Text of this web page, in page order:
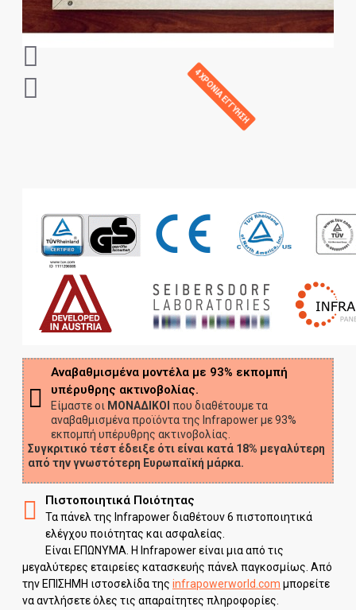
4 ΧΡΟΝΙΑ ΕΓΓΥΗΣΗ
Αναβαθμισμένα μοντέλα με 93% εκπομπή
υπέρυθρης ακτινοβολίας.
Είμαστε οι ΜΟΝΑΔΙΚΟΙ που διαθέτουμε τα
αναβαθμισμένα προϊόντα της Infrapower με 93%
εκπομπή υπέρυθρης ακτινοβολίας.
Συγκριτικό τέστ έδειξε ότι είναι κατά 18% μεγαλύτερη
από την γνωστότερη Ευρωπαϊκή μάρκα.
Πιστοποιητικά Ποιότητας
Τα πάνελ της Infrapower διαθέτουν 6 πιστοποιητικά
ελέγχου ποιότητας και ασφαλείας.
Είναι ΕΠΩΝΥΜΑ. Η Infrapower είναι μια από τις
μεγαλύτερες εταιρείες κατασκευής πάνελ παγκοσμίως. Από
την ΕΠΙΣΗΜΗ ιστοσελίδα της infrapowerworld.com μπορείτε
να αντλήσετε όλες τις απαραίτητες πληροφορίες.